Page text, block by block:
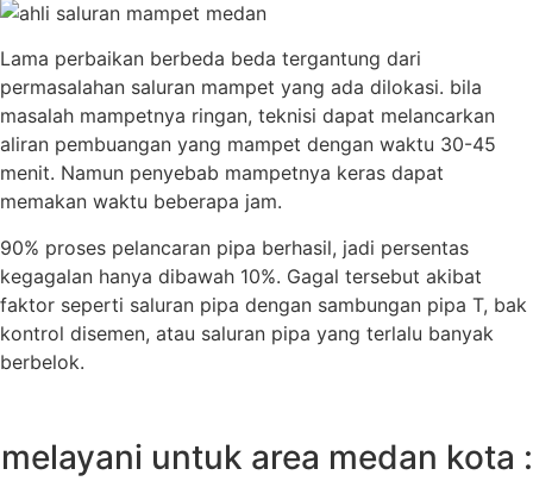
Lama perbaikan berbeda beda tergantung dari
permasalahan saluran mampet yang ada dilokasi. bila
masalah mampetnya ringan, teknisi dapat melancarkan
aliran pembuangan yang mampet dengan waktu 30-45
menit. Namun penyebab mampetnya keras dapat
memakan waktu beberapa jam.
90% proses pelancaran pipa berhasil, jadi persentas
kegagalan hanya dibawah 10%. Gagal tersebut akibat
faktor seperti saluran pipa dengan sambungan pipa T, bak
kontrol disemen, atau saluran pipa yang terlalu banyak
berbelok.
melayani untuk area medan kota :